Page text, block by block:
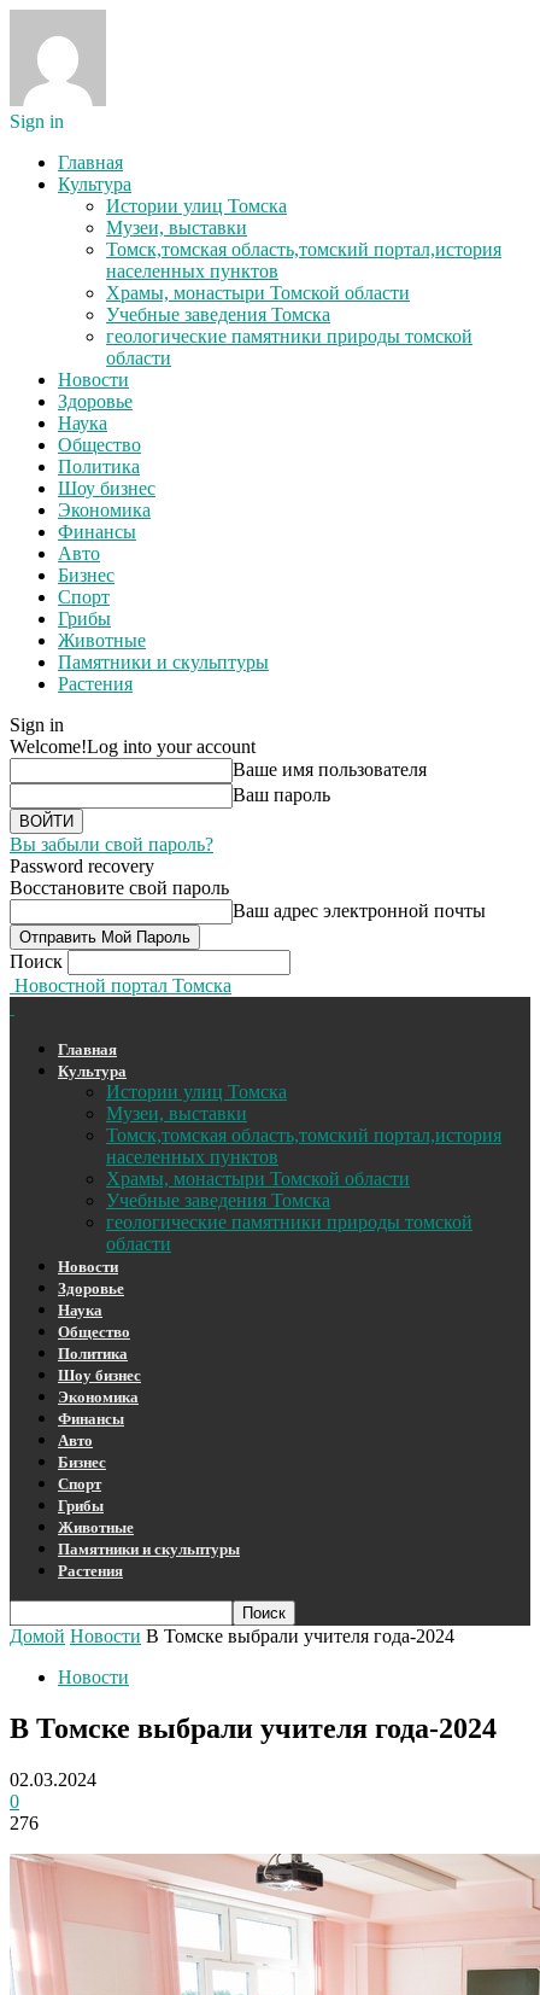
Sign in
Главная
Культура
Истории улиц Томска
Музеи, выставки
Томск,томская область,томский портал,история
населенных пунктов
Храмы, монастыри Томской области
Учебные заведения Томска
геологические памятники природы томской
области
Новости
Здоровье
Наука
Общество
Политика
Шоу бизнес
Экономика
Финансы
Авто
Бизнес
Спорт
Грибы
Животные
Памятники и скульптуры
Растения
Sign in
Welcome!Log into your account
Ваше имя пользователя
Ваш пароль
Вы забыли свой пароль?
Password recovery
Восстановите свой пароль
Ваш адрес электронной почты
Поиск
Новостной портал Томска
Главная
Культура
Истории улиц Томска
Музеи, выставки
Томск,томская область,томский портал,история
населенных пунктов
Храмы, монастыри Томской области
Учебные заведения Томска
геологические памятники природы томской
области
Новости
Здоровье
Наука
Общество
Политика
Шоу бизнес
Экономика
Финансы
Авто
Бизнес
Спорт
Грибы
Животные
Памятники и скульптуры
Растения
Домой Новости В Томске выбрали учителя года-2024
Новости
В Томске выбрали учителя года-2024
02.03.2024
0
276